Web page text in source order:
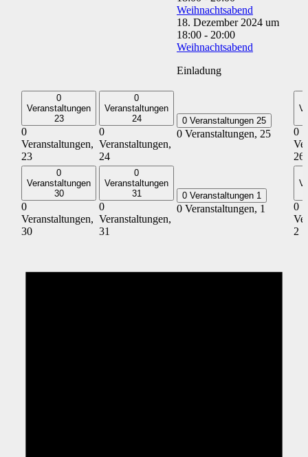
Weihnachtsabend
18. Dezember 2024 um
18:00 - 20:00
Weihnachtsabend
Einladung
0
Veranstaltungen
23
0
Veranstaltungen,
23
0
Veranstaltungen
24
0
Veranstaltungen,
24
0 Veranstaltungen 25
0 Veranstaltungen, 25
0
26
0
Veranstaltungen
30
0
Veranstaltungen,
30
0
Veranstaltungen
31
0
Veranstaltungen,
31
0 Veranstaltungen 1
0 Veranstaltungen, 1
0
2